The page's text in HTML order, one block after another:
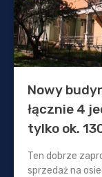
Nowy
łącznie 4
tylko ok.
Ten dobrze
sprzedaż na